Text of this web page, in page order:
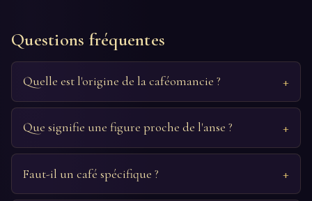
Questions fréquentes
Quelle est l'origine de la caféomancie ?
Que signifie une figure proche de l'anse ?
Faut-il un café spécifique ?